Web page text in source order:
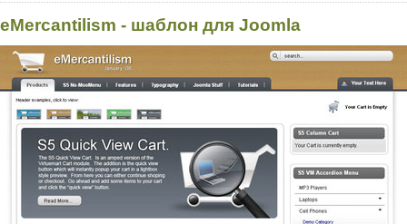
- шаблон для Joomla